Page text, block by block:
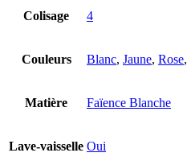
Colisage 4
Couleurs Blanc, Jaune, Rose,
Matière Faïence Blanche
Lave-vaisselle Oui